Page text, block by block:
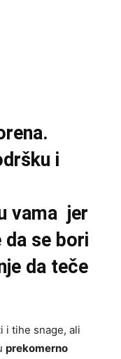
i
vama jer
da se bori
da teče
i tihe snage, ali
prekomerno